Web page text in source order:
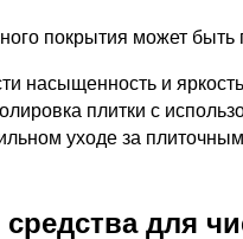
покрытия может
насыщенность и
плитки с
уходе за
для